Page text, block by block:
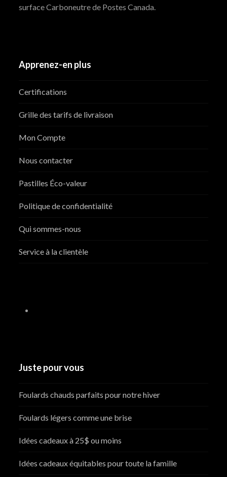
surface Carboneutre de Postes Canada.
Apprenez-en plus
Certifications
Grille des tarifs de livraison
Mon Compte
Nous contacter
Pastilles Éco-valeur
Politique de confidentialité
Qui sommes-nous
Service à la clientèle
Juste pour vous
Foulards chauds parfaits pour notre hiver
Foulards légers comme une brise
Idées cadeaux à 25$ ou moins
Idées cadeaux équitables pour toute la famille